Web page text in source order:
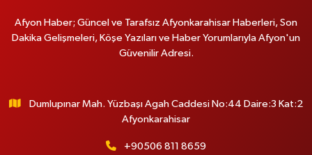
Afyon Haber; Güncel ve Tarafsız Afyonkarahisar Haberleri, Son
Dakika Gelişmeleri, Köşe Yazıları ve Haber Yorumlarıyla Afyon'un
Güvenilir Adresi.
Dumlupınar Mah. Yüzbaşı Agah Caddesi No:44 Daire:3 Kat:2
Afyonkarahisar
+90506 811 8659